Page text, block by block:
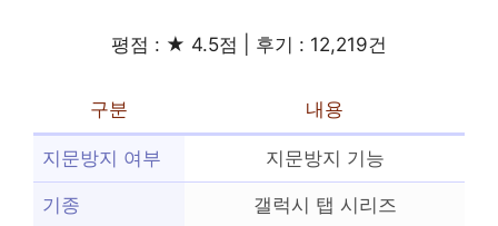
평점 : ★ 4.5점 | 후기 : 12,219건
구분 내용
지문방지 여부 지문방지 기능
기종 갤럭시 탭 시리즈